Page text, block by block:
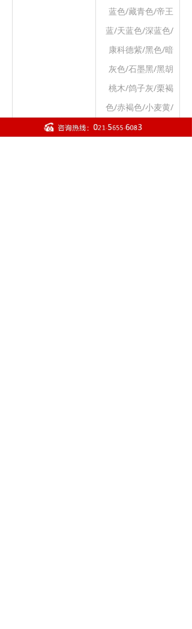
蓝色/藏青色/帝王
蓝/天蓝色/深蓝色/
康科德紫/黑色/暗
灰色/石墨黑/黑胡
桃木/鸽子灰/栗褐
色/赤褐色/小麦黄/
鹿皮色/黑炭纤维